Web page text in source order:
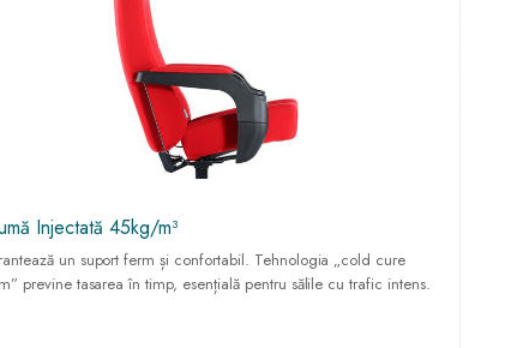
Injectată 45kg/m³
un suport ferm și confortabil. Tehnologia „cold cure
previne tasarea în timp, esențială pentru sălile cu trafic intens.